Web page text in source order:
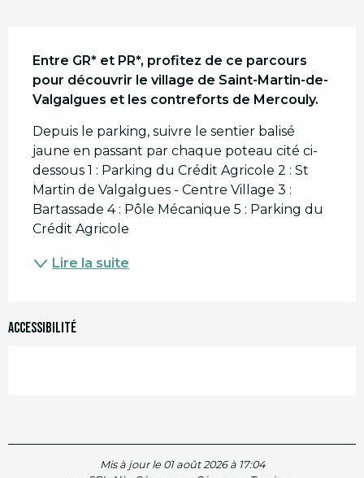
Entre GR* et PR*, profitez de ce parcours
pour découvrir le village de Saint-Martin-de-
Valgalgues et les contreforts de Mercouly.
Depuis le parking, suivre le sentier balisé
jaune en passant par chaque poteau cité ci-
dessous 1 : Parking du Crédit Agricole 2 : St
Martin de Valgalgues - Centre Village 3 :
Bartassade 4 : Pôle Mécanique 5 : Parking du
Crédit Agricole
Lire la suite
Accessibilité
Mis à jour le 01 août 2026 à 17:04